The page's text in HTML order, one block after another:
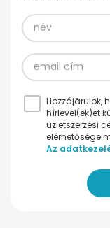
Hozzájárulok,
hírlevel(ek)et
üzletszerzési
Az